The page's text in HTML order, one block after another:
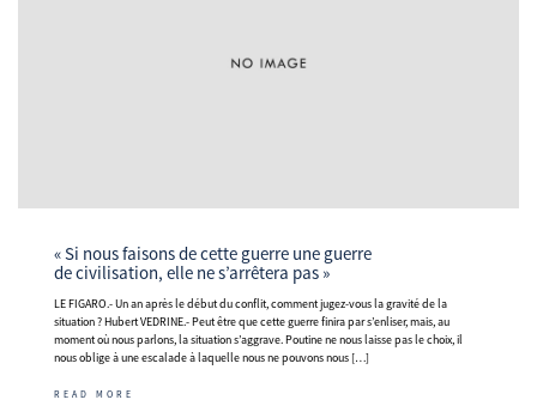
« Si nous faisons de cette guerre une guerre
de civilisation, elle ne s’arrêtera pas »
LE FIGARO.- Un an après le début du conflit, comment jugez-vous la gravité de la
situation ? Hubert VEDRINE.- Peut être que cette guerre finira par s’enliser, mais, au
moment où nous parlons, la situation s’aggrave. Poutine ne nous laisse pas le choix, il
nous oblige à une escalade à laquelle nous ne pouvons nous […]
READ MORE